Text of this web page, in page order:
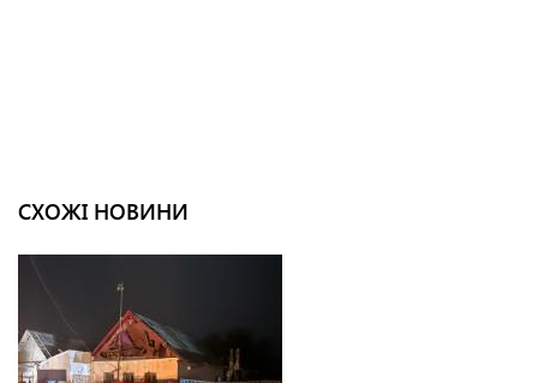
СХОЖІ НОВИНИ